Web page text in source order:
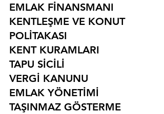
EMLAK FİNANSMANI
KENTLEŞME VE KONUT
POLİTAKASI
KENT KURAMLARI
TAPU SİCİLİ
VERGİ KANUNU
EMLAK YÖNETİMİ
TAŞINMAZ GÖSTERME